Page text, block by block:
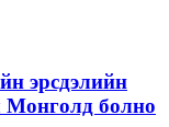
эрсдэлийн
Монголд болно